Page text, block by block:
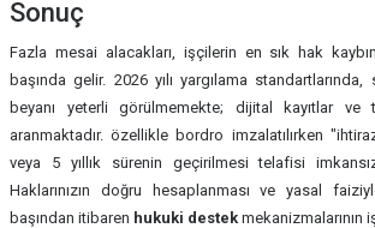
Sonuç
Fazla mesai alacakları, işçilerin en sık hak
başında gelir. 2026 yılı yargılama
beyanı yeterli görülmemekte; dijital kayıtlar ve
aranmaktadır. özellikle bordro imzalatılırken
veya 5 yıllık sürenin geçirilmesi telafisi
Haklarınızın doğru hesaplanması ve yasal
başından itibaren hukuki destek mekanizmalarının